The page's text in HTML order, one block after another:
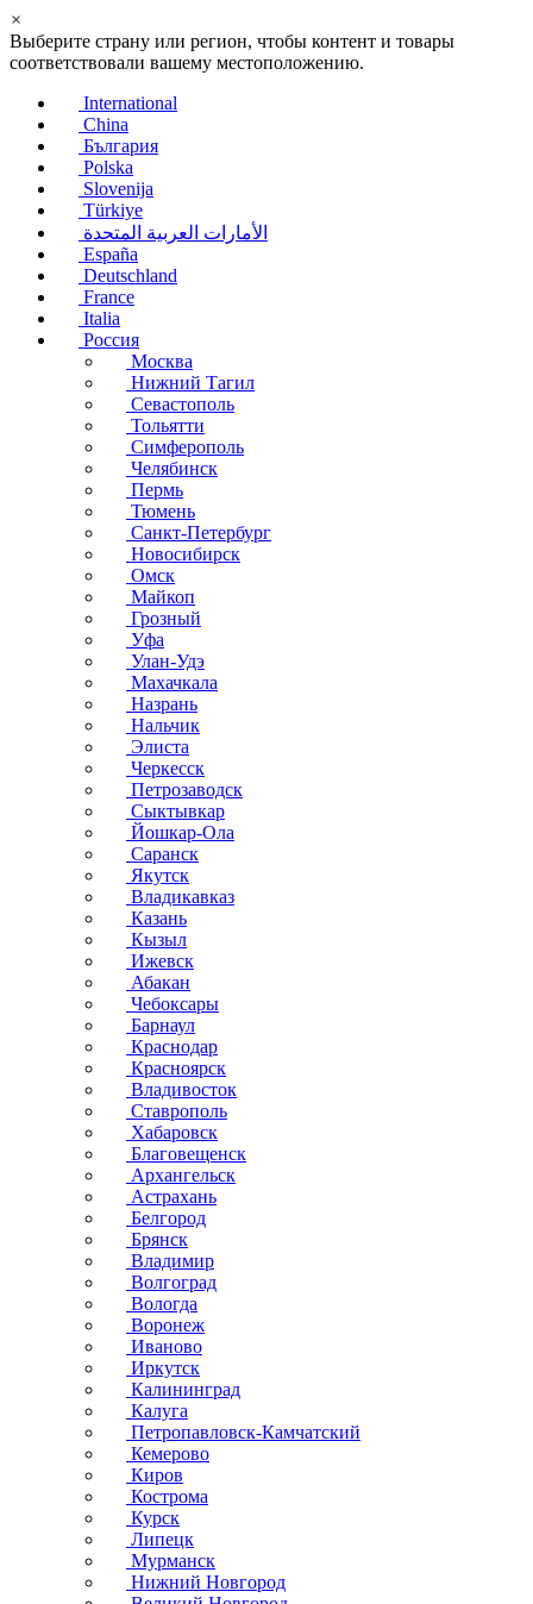
×
Выберите страну или регион, чтобы контент и товары
соответствовали вашему местоположению.
International
China
България
Polska
Slovenija
Türkiye
الأمارات العربية المتحدة
España
Deutschland
France
Italia
Россия
Москва
Нижний Тагил
Севастополь
Тольятти
Симферополь
Челябинск
Пермь
Тюмень
Санкт-Петербург
Новосибирск
Омск
Майкоп
Грозный
Уфа
Улан-Удэ
Махачкала
Назрань
Нальчик
Элиста
Черкесск
Петрозаводск
Сыктывкар
Йошкар-Ола
Саранск
Якутск
Владикавказ
Казань
Кызыл
Ижевск
Абакан
Чебоксары
Барнаул
Краснодар
Красноярск
Владивосток
Ставрополь
Хабаровск
Благовещенск
Архангельск
Астрахань
Белгород
Брянск
Владимир
Волгоград
Вологда
Воронеж
Иваново
Иркутск
Калининград
Калуга
Петропавловск-Камчатский
Кемерово
Киров
Кострома
Курск
Липецк
Мурманск
Нижний Новгород